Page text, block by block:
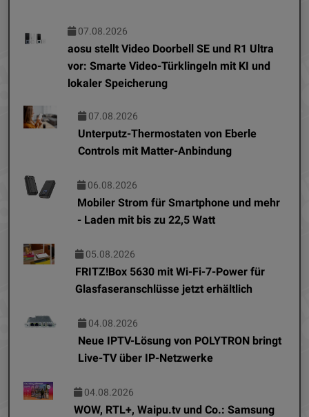
07.08.2026
aosu stellt Video Doorbell SE und R1 Ultra
vor: Smarte Video-Türklingeln mit KI und
lokaler Speicherung
07.08.2026
Unterputz-Thermostaten von Eberle
Controls mit Matter-Anbindung
06.08.2026
Mobiler Strom für Smartphone und mehr
- Laden mit bis zu 22,5 Watt
05.08.2026
FRITZ!Box 5630 mit Wi-Fi-7-Power für
Glasfaseranschlüsse jetzt erhältlich
04.08.2026
Neue IPTV-Lösung von POLYTRON bringt
Live-TV über IP-Netzwerke
04.08.2026
WOW, RTL+, Waipu.tv und Co.: Samsung